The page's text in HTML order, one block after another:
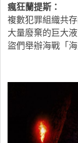
瘋狂蘭提斯：
複數犯罪組織共
大量廢棄的巨大
盜們舉辦海戰「